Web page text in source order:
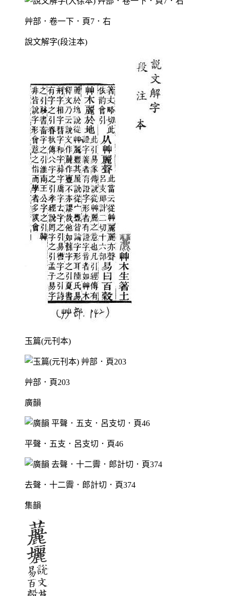
艸部．卷一下．頁7．右
說文解字(段注本)
玉篇(元刊本)
艸部．頁203
廣韻
平聲．五支．呂支切．頁46
去聲．十二霽．郎計切．頁374
集韻